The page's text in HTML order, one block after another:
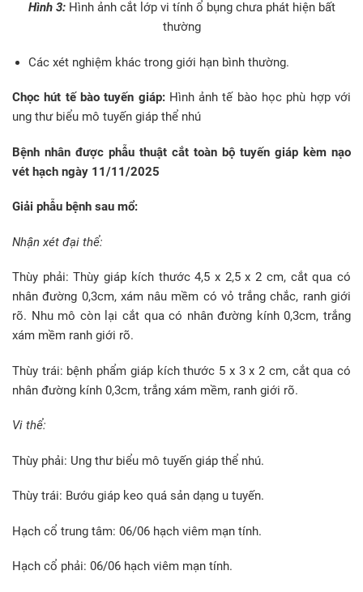
Hình 3:Hình ảnh cắt lớp vi tính ổ bụng chưa phát hiện bất
thường
Các xét nghiệm khác trong giới hạn bình thường.
Chọc hút tế bào tuyến giáp:Hình ảnh tế bào học phù hợp với
ung thư biểu mô tuyến giáp thể nhú
Bệnh nhân được phẫu thuật cắt toàn bộ tuyến giáp kèm nạo
vét hạch ngày 11/11/2025
Giải phẫu bệnh sau mổ:
Nhận xét đại thể:
Thùy phải: Thùy giáp kích thước 4,5 x 2,5 x 2 cm, cắt qua có
nhân đường 0,3cm, xám nâu mềm có vỏ trắng chắc, ranh giới
rõ. Nhu mô còn lại cắt qua có nhân đường kính 0,3cm, trắng
xám mềm ranh giới rõ.
Thùy trái: bệnh phẩm giáp kích thước 5 x 3 x 2 cm, cắt qua có
nhân đường kính 0,3cm, trắng xám mềm, ranh giới rõ.
Vi thể:
Thùy phải: Ung thư biểu mô tuyến giáp thể nhú.
Thùy trái: Bướu giáp keo quá sản dạng u tuyến.
Hạch cổ trung tâm: 06/06 hạch viêm mạn tính.
Hạch cổ phải: 06/06 hạch viêm mạn tính.